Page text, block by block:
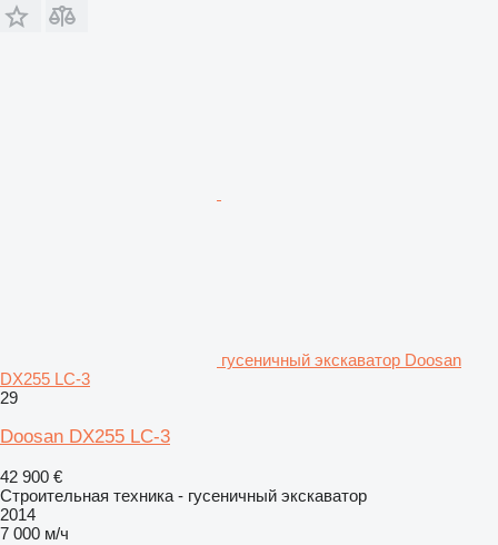
гусеничный экскаватор Doosan
DX255 LC-3
29
Doosan DX255 LC-3
42 900 €
Строительная техника - гусеничный экскаватор
2014
7 000 м/ч